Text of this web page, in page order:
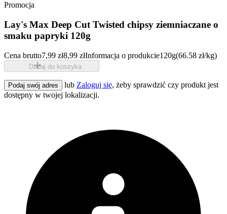
Promocja
Lay's Max Deep Cut Twisted chipsy ziemniaczane o
smaku papryki 120g
Cena brutto7,99 zł8,99 złInformacja o produkcie120g(66.58 zł/kg)
Dodaj do koszyka
Podaj swój adres lub Zaloguj się, żeby sprawdzić czy produkt jest
dostępny w twojej lokalizacji.